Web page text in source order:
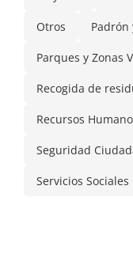
Otros
Parques y Zonas
Recogida de
Recursos
Seguridad
Servicios Sociales